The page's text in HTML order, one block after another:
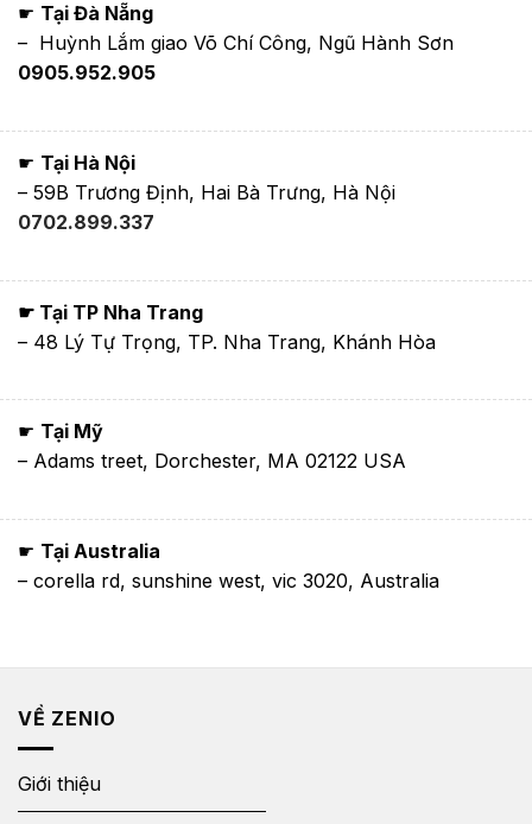
☛ Tại Đà Nẵng
– Huỳnh Lắm giao Võ Chí Công, Ngũ Hành Sơn
0905.952.905
☛ Tại Hà Nội
– 59B Trương Định, Hai Bà Trưng, Hà Nội
0702.899.337
☛ Tại TP Nha Trang
– 48 Lý Tự Trọng, TP. Nha Trang, Khánh Hòa
☛ Tại Mỹ
– Adams treet, Dorchester, MA 02122 USA
☛ Tại Australia
– corella rd, sunshine west, vic 3020, Australia
VỀ ZENIO
Giới thiệu